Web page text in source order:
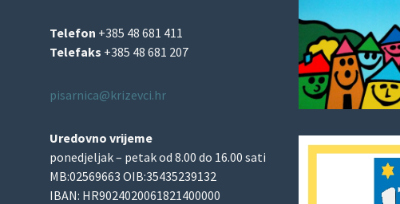
Telefon +385 48 681 411
Telefaks +385 48 681 207
pisarnica@krizevci.hr
Uredovno vrijeme
ponedjeljak – petak od 8.00 do 16.00 sati
MB:02569663 OIB:35435239132
IBAN: HR9024020061821400000